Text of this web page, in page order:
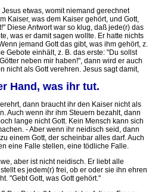
etwas, womit niemand gerechnet
Kaiser, was dem Kaiser gehört, und Gott,
Diese Antwort war so klug, daß jede(r) das
was er damit sagen wollte. Er hatte nichts
jemand Gott das gibt, was ihm gehört, z.
Gebote einhält, z. B. das erste: "Du sollst
neben mir haben!", dann wird er auch
nicht als Gott verehren. Jesus sagt damit,
Hand, was ihr tut.
dann braucht ihr den Kaiser nicht als
Auch wenn ihr ihm Steuern bezahlt, dann
lange nicht Gott. Kein Mensch kann sich
- Aber wenn ihr neidisch seid, dann
einem Gott, der scheinbar alles darf. Auch
eine Falle stellen, eine tödliche Falle.
aber ist nicht neidisch. Er liebt alle
es jedem(r) frei, ob er oder sie ihn ehren
"Gebt Gott, was Gott gehört."